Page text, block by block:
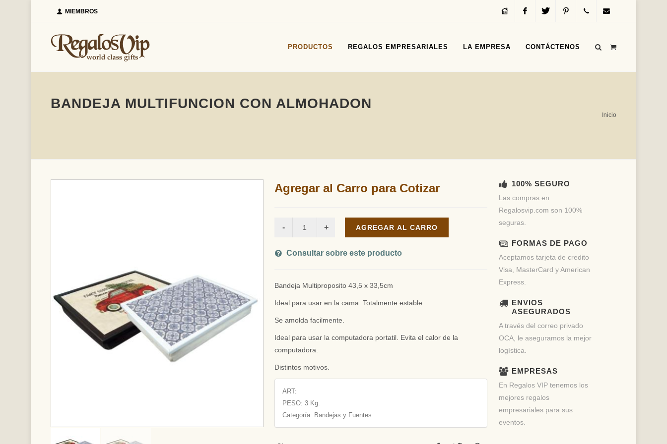
MIEMBROS
PRODUCTOS
REGALOS EMPRESARIALES LA EMPRESA CONTÁCTENOS
BANDEJA MULTIFUNCION CON ALMOHADON
Inicio
Agregar al Carro para Cotizar
AGREGAR AL CARRO
Consultar sobre este producto
Bandeja Multiproposito 43,5 x 33,5cm
Ideal para usar en la cama. Totalmente estable.
Se amolda facilmente.
Ideal para usar la computadora portatil. Evita el calor de la
computadora.
Distintos motivos.
ART:
PESO:3 Kg.
Categoría: Bandejas y Fuentes.
100% SEGURO
Las compras en
Regalosvip.com son 100%
seguras.
FORMAS DE PAGO
Aceptamos tarjeta de credito
Visa, MasterCard y American
Express.
ENVIOS
ASEGURADOS
A través del correo privado
OCA, le aseguramos la mejor
logística.
EMPRESAS
En Regalos VIP tenemos los
mejores regalos
empresariales para sus
eventos.